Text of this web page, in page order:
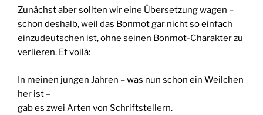
Zunächst aber sollten wir eine Übersetzung wagen –
schon deshalb, weil das Bonmot gar nicht so einfach
einzudeutschen ist, ohne seinen Bonmot-Charakter zu
verlieren. Et voilà:
In meinen jungen Jahren – was nun schon ein Weilchen
her ist –
gab es zwei Arten von Schriftstellern.